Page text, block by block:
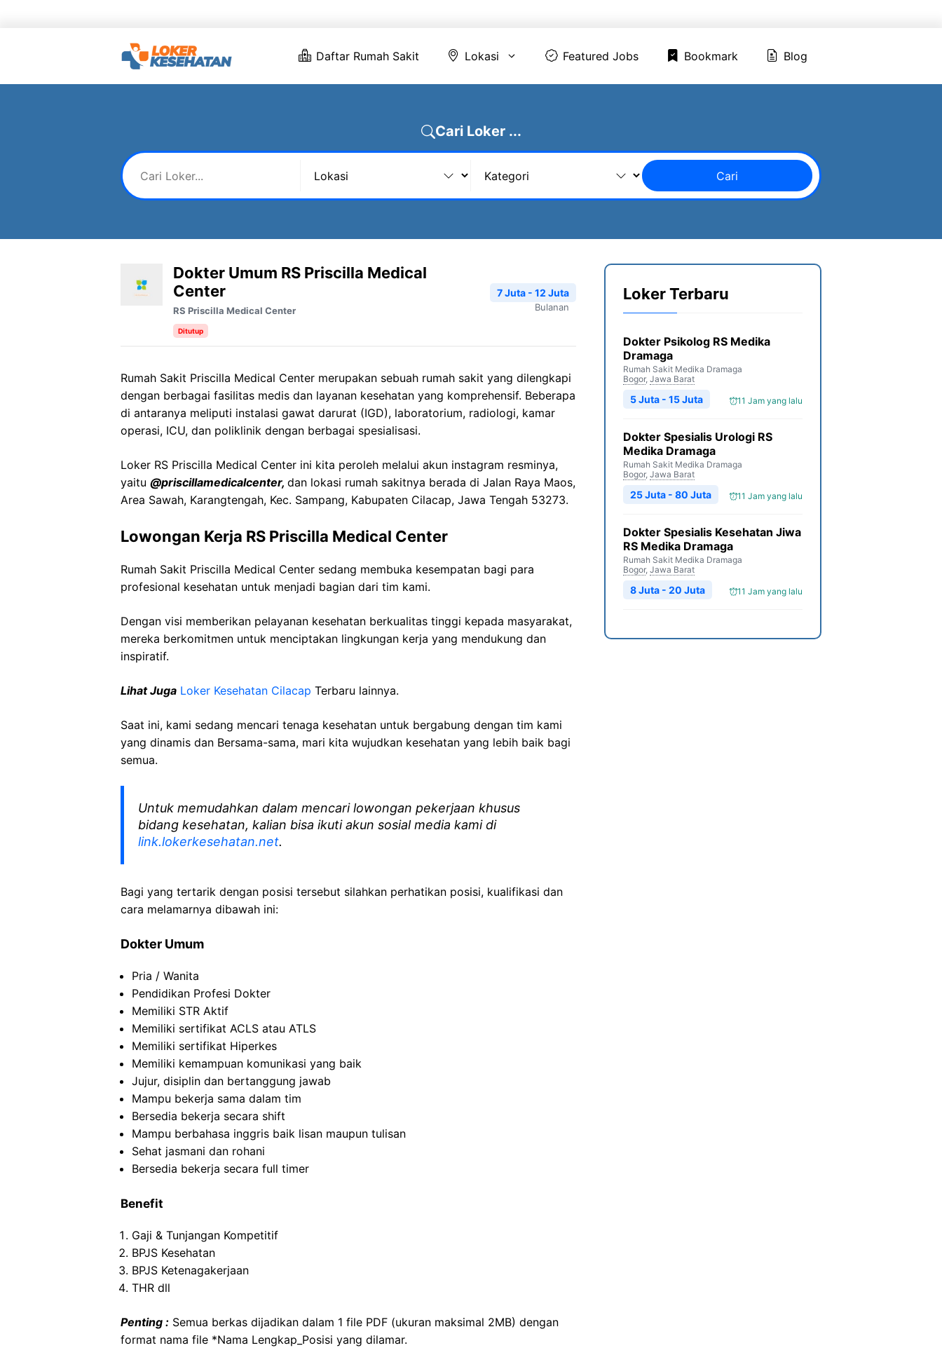
Daftar Rumah Sakit Lokasi Featured Jobs Bookmark Blog
Cari Loker ...
Cari
Dokter Umum RS Priscilla Medical
Center
RS Priscilla Medical Center
Ditutup
7 Juta - 12 Juta
Bulanan
Rumah Sakit Priscilla Medical Center merupakan sebuah rumah sakit yang dilengkapi
dengan berbagai fasilitas medis dan layanan kesehatan yang komprehensif. Beberapa
di antaranya meliputi instalasi gawat darurat (IGD), laboratorium, radiologi, kamar
operasi, ICU, dan poliklinik dengan berbagai spesialisasi.
Loker RS Priscilla Medical Center ini kita peroleh melalui akun instagram resminya,
yaitu @priscillamedicalcenter, dan lokasi rumah sakitnya berada di Jalan Raya Maos,
Area Sawah, Karangtengah, Kec. Sampang, Kabupaten Cilacap, Jawa Tengah 53273.
Lowongan Kerja RS Priscilla Medical Center
Rumah Sakit Priscilla Medical Center sedang membuka kesempatan bagi para
profesional kesehatan untuk menjadi bagian dari tim kami.
Dengan visi memberikan pelayanan kesehatan berkualitas tinggi kepada masyarakat,
mereka berkomitmen untuk menciptakan lingkungan kerja yang mendukung dan
inspiratif.
Lihat Juga Loker Kesehatan Cilacap Terbaru lainnya.
Saat ini, kami sedang mencari tenaga kesehatan untuk bergabung dengan tim kami
yang dinamis dan Bersama-sama, mari kita wujudkan kesehatan yang lebih baik bagi
semua.
Untuk memudahkan dalam mencari lowongan pekerjaan khusus
bidang kesehatan, kalian bisa ikuti akun sosial media kami di
link.lokerkesehatan.net.
Bagi yang tertarik dengan posisi tersebut silahkan perhatikan posisi, kualifikasi dan
cara melamarnya dibawah ini:
Dokter Umum
Pria / Wanita
Pendidikan Profesi Dokter
Memiliki STR Aktif
Memiliki sertifikat ACLS atau ATLS
Memiliki sertifikat Hiperkes
Memiliki kemampuan komunikasi yang baik
Jujur, disiplin dan bertanggung jawab
Mampu bekerja sama dalam tim
Bersedia bekerja secara shift
Mampu berbahasa inggris baik lisan maupun tulisan
Sehat jasmani dan rohani
Bersedia bekerja secara full timer
Benefit
Gaji & Tunjangan Kompetitif
BPJS Kesehatan
BPJS Ketenagakerjaan
THR dll
Penting : Semua berkas dijadikan dalam 1 file PDF (ukuran maksimal 2MB) dengan
format nama file *Nama Lengkap_Posisi yang dilamar.
Loker Terbaru
Dokter Psikolog RS Medika
Dramaga
Rumah Sakit Medika Dramaga
Bogor, Jawa Barat
11 Jam yang lalu
5 Juta - 15 Juta
Dokter Spesialis Urologi RS
Medika Dramaga
Rumah Sakit Medika Dramaga
Bogor, Jawa Barat
11 Jam yang lalu
25 Juta - 80 Juta
Dokter Spesialis Kesehatan Jiwa
RS Medika Dramaga
Rumah Sakit Medika Dramaga
Bogor, Jawa Barat
11 Jam yang lalu
8 Juta - 20 Juta